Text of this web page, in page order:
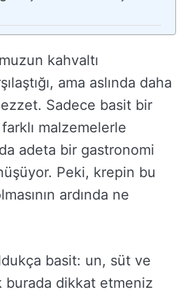
kahvaltı
ama aslında daha
Sadece basit bir
malzemelerle
adeta bir gastronomi
Peki, krepin bu
ardında ne
basit: un, süt ve
burada dikkat etmeniz